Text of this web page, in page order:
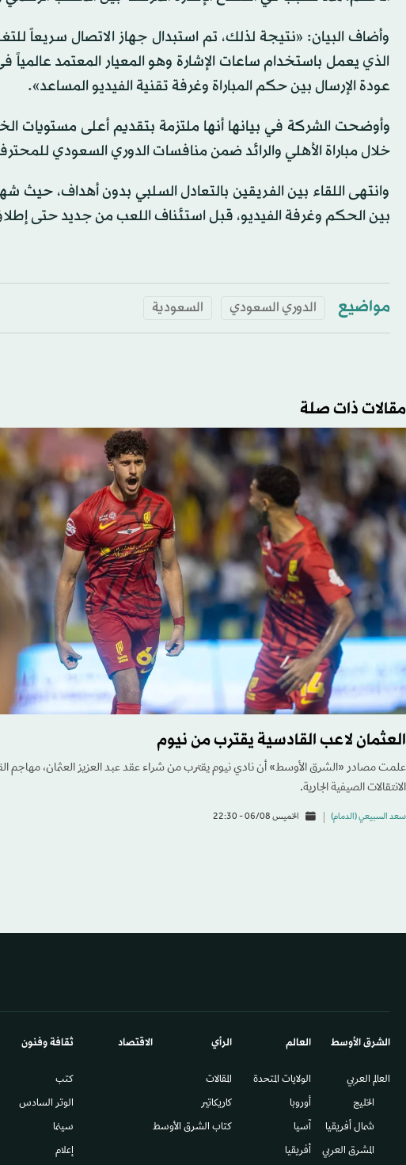
وأضاف البيان: «نتيجة لذلك، تم استبدال جهاز الاتصال سريعاً
الذي يعمل باستخدام ساعات الإشارة وهو المعيار المعتمد
عودة الإرسال بين حكم المباراة وغرفة تقنية الفيديو المساعد».
وأوضحت الشركة في بيانها أنها ملتزمة بتقديم أعلى مستويات
خلال مباراة الأهلي والرائد ضمن منافسات الدوري السعودي
وانتهى اللقاء بين الفريقين بالتعادل السلبي بدون أهداف،
بين الحكم وغرفة الفيديو، قبل استئناف اللعب من جديد حتى
مواضيع الدوري السعودي السعودية
مقالات ذات صلة
العثمان لاعب القادسية يقترب من نيوم
علمت مصادر «الشرق الأوسط» أن نادي نيوم يقترب من شراء عقد عبد العزيز العثمان، مهاجم
الانتقالات الصيفية الجارية.
سعد السبيعي (الدمام) الخميس 06/08 - 22:30
الشرق الأوسط​
العالم العربي
الخليج
شمال أفريقيا
المشرق العربي
العالم
الولايات المتحدة
أوروبا
آسيا
أفريقيا
الرأي
المقالات
كاريكاتير
كتاب الشرق الأوسط
الاقتصاد ثقافة وفنون
كتب
الوتر السادس​
سينما
إعلام